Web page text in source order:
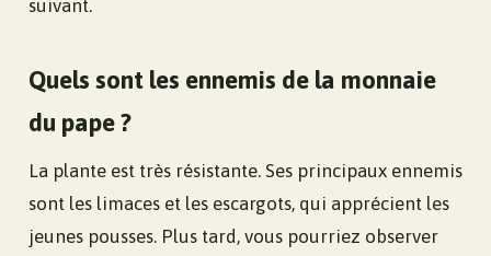
suivant.
Quels sont les ennemis de la monnaie
du pape ?
La plante est très résistante. Ses principaux ennemis
sont les limaces et les escargots, qui apprécient les
jeunes pousses. Plus tard, vous pourriez observer